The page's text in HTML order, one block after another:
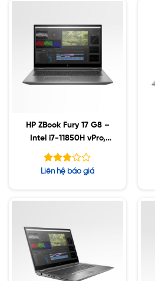
HP ZBook Fury 17 G8 –
Intel i7-11850H vPro,
128GB, 1TB SSD, AMD
W6600M 8GB, 17.3″
UHD, Win10
Được
2.76
Liên hệ báo giá